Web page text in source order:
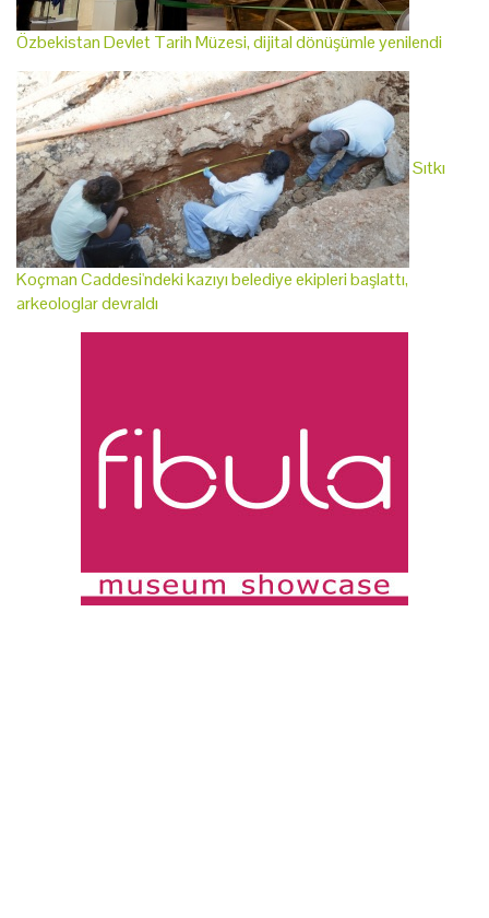
Özbekistan Devlet Tarih Müzesi, dijital dönüşümle yenilendi
Sıtkı
Koçman Caddesi'ndeki kazıyı belediye ekipleri başlattı,
arkeologlar devraldı